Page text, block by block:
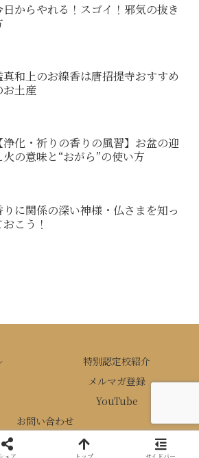
日からやれる！スゴイ！邪気の抜き
真和上のお線香は唐招提寺おすすめ
お土産
【浄化・祈りの香りの風習】お盆の迎
火の意味と“おがら”の使い方
りに関係の深い神様・仏さまを知っ
おこう！
特別認定校紹介
メルマガ登録
YouTube
お問い合わせ
ひふみお香アカデミー.